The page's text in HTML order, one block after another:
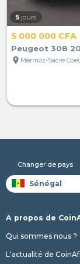
5 jours
5 000 000 CFA
Peugeot 308
location_on
Changer de pays
A propos de
Qui sommes nous ?
L'actualité de